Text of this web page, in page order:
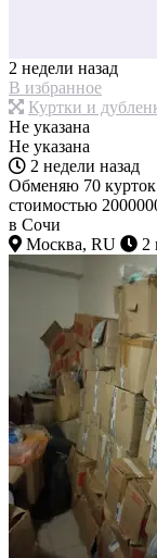
2 недели назад
В избранное
Куртки и
Не указана
Не указана
2 недели назад
Обменяю 70 курток
стоимостью
в Сочи
Москва, RU
2